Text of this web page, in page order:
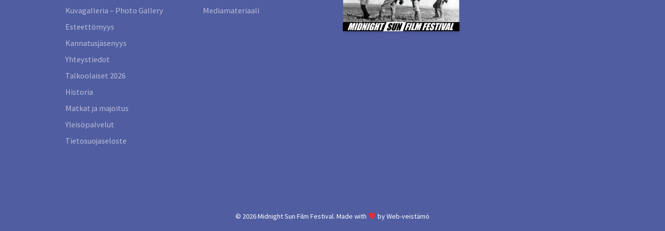
Kuvagalleria – Photo Gallery
Esteettömyys
Kannatusjäsenyys
Yhteystiedot
Talkoolaiset 2026
Historia
Matkat ja majoitus
Yleisöpalvelut
Tietosuojaseloste
Mediamateriaali
© 2026Midnight Sun Film Festival. Made with byWeb-veistämö